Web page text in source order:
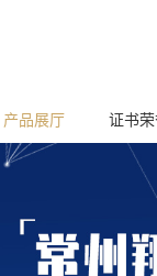
产品展厅 证书